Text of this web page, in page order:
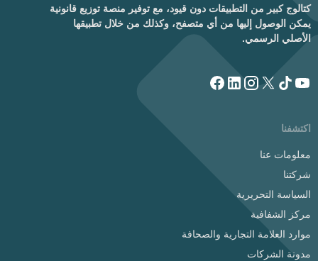
كتالوج كبير من التطبيقات دون قيود، مع توفير منصة توزيع قانونية
يمكن الوصول إليها من أي متصفح، وكذلك من خلال تطبيقها
الأصلي الرسمي.
اكتشفنا
معلومات عنا
شركتنا
السياسة التحريرية
مركز الشفافية
موارد العلامة التجارية والصحافة
مدونة الشركات